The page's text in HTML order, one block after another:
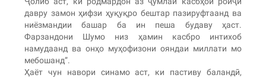
давру замон ҳифзи ҳуқуқро бештар пазируфтаанд ва
ниёзмандии башар ба ин пеша будаву ҳаст.
Фарзандони Шумо низ ҳамин касбро интихоб
намудаанд ва онҳо муҳофизони ояндаи миллати мо
мебошанд”.
Ҳаёт чун навори синамо аст, ки пастиву баландӣ,